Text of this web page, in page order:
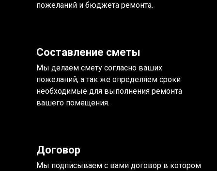
пожеланий и бюджета ремонта.
Составление сметы
Мы делаем смету согласно ваших
пожеланий, а так же определяем сроки
необходимые для выполнения ремонта
вашего помещения.
Договор
Мы подписываем с вами договор в котором